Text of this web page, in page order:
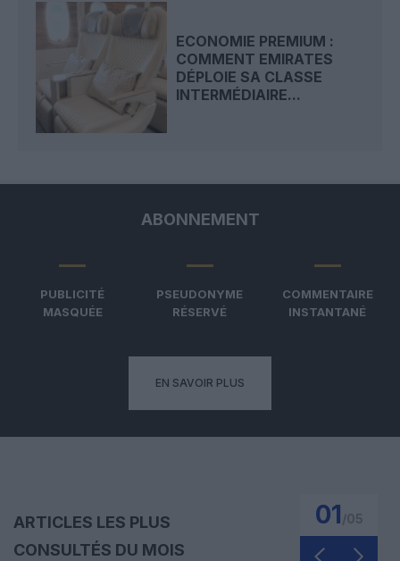
ECONOMIE PREMIUM :
COMMENT EMIRATES
DÉPLOIE SA CLASSE
INTERMÉDIAIRE...
ABONNEMENT
PUBLICITÉ
MASQUÉE
PSEUDONYME
RÉSERVÉ
COMMENTAIRE
INSTANTANÉ
EN SAVOIR PLUS
ARTICLES LES PLUS
CONSULTÉS DU MOIS
01